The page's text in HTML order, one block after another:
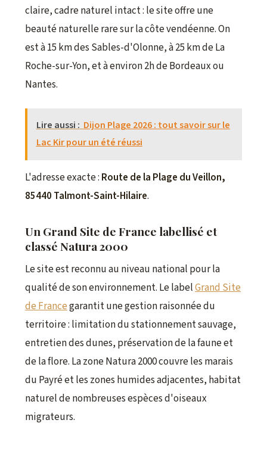
claire, cadre naturel intact : le site offre une
beauté naturelle rare sur la côte vendéenne. On
est à 15 km des Sables-d'Olonne, à 25 km de La
Roche-sur-Yon, et à environ 2h de Bordeaux ou
Nantes.
Lire aussi : Dijon Plage 2026 : tout savoir sur le
Lac Kir pour un été réussi
L'adresse exacte : Route de la Plage du Veillon,
85440 Talmont-Saint-Hilaire.
Un Grand Site de France labellisé et
classé Natura 2000
Le site est reconnu au niveau national pour la
qualité de son environnement. Le labelGrand Site
de Francegarantit une gestion raisonnée du
territoire : limitation du stationnement sauvage,
entretien des dunes, préservation de la faune et
de la flore. La zone Natura 2000 couvre les marais
du Payré et les zones humides adjacentes, habitat
naturel de nombreuses espèces d'oiseaux
migrateurs.